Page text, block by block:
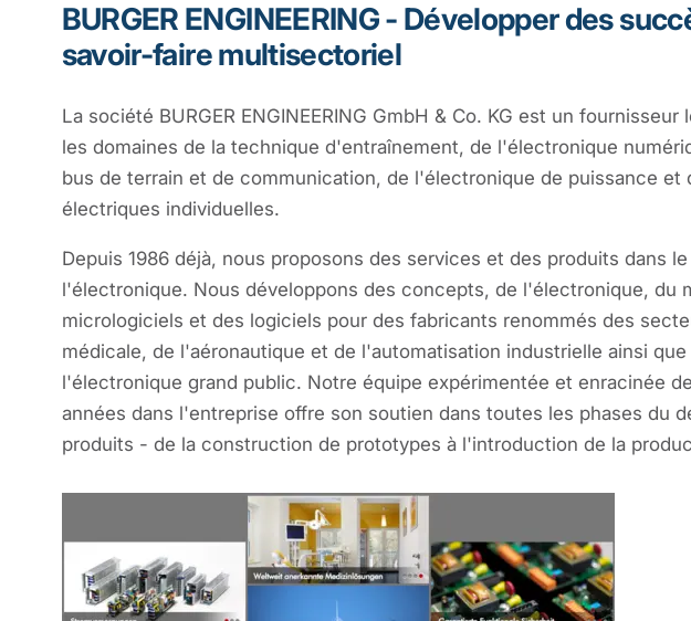
BURGER ENGINEERING - Développer des
savoir-faire multisectoriel
La société BURGER ENGINEERING GmbH & Co. KG est un
les domaines de la technique d'entraînement, de l'électronique
bus de terrain et de communication, de l'électronique de puissance et
électriques individuelles.
Depuis 1986 déjà, nous proposons des services et des produits dans
l'électronique. Nous développons des concepts, de l'électronique, du
micrologiciels et des logiciels pour des fabricants renommés des
médicale, de l'aéronautique et de l'automatisation industrielle ainsi
l'électronique grand public. Notre équipe expérimentée et enracinée
années dans l'entreprise offre son soutien dans toutes les phases du
produits - de la construction de prototypes à l'introduction de la